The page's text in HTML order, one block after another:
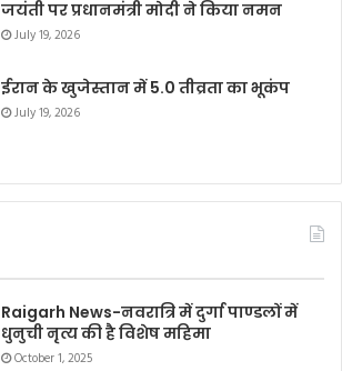
जयंती पर प्रधानमंत्री मोदी ने किया नमन
July 19, 2026
ईरान के खुजेस्तान में 5.0 तीव्रता का भूकंप
July 19, 2026
Raigarh News-नवरात्रि में दुर्गा पाण्डलों में
धुनुची नृत्य की है विशेष महिमा
October 1, 2025